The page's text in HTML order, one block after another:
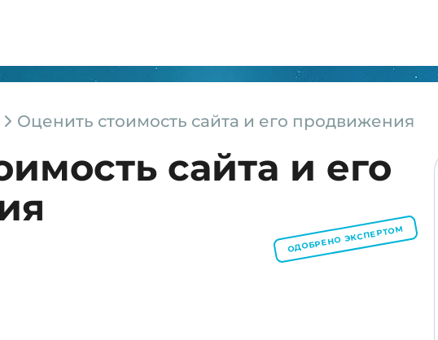
Оценить стоимость сайта и его продвижения
сайта и его
ОДОБРЕНО ЭКСПЕРТОМ